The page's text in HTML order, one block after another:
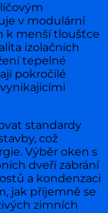
v modulární
k menší tloušťce
izolačních
tepelné
pokročilé
standardy
což
Výběr oken s
dveří zabrání
a kondenzaci
jak příjemně se
zimních